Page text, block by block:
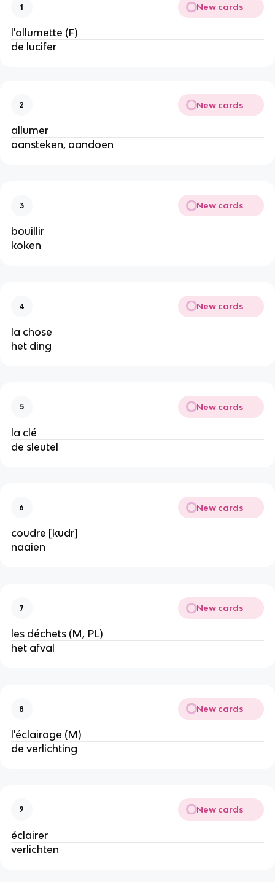
1 New cards
l'allumette (F)
de lucifer
2 New cards
allumer
aansteken, aandoen
3 New cards
bouillir
koken
4 New cards
la chose
het ding
5 New cards
la clé
de sleutel
6 New cards
coudre [kudr]
naaien
7 New cards
les déchets (M, PL)
het afval
8 New cards
l'éclairage (M)
de verlichting
9 New cards
éclairer
verlichten